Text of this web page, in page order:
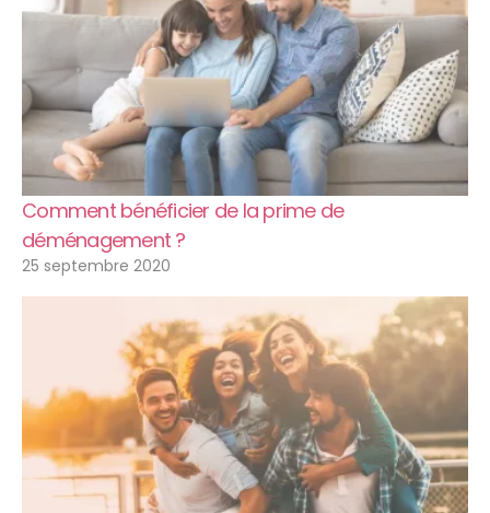
Comment bénéficier de la prime de
déménagement ?
25 septembre 2020